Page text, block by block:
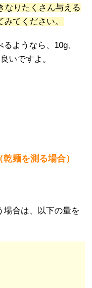
なりたくさん与える
てください。
ようなら、10g、
いですよ。
麺を測る場合）
場合は、以下の量を